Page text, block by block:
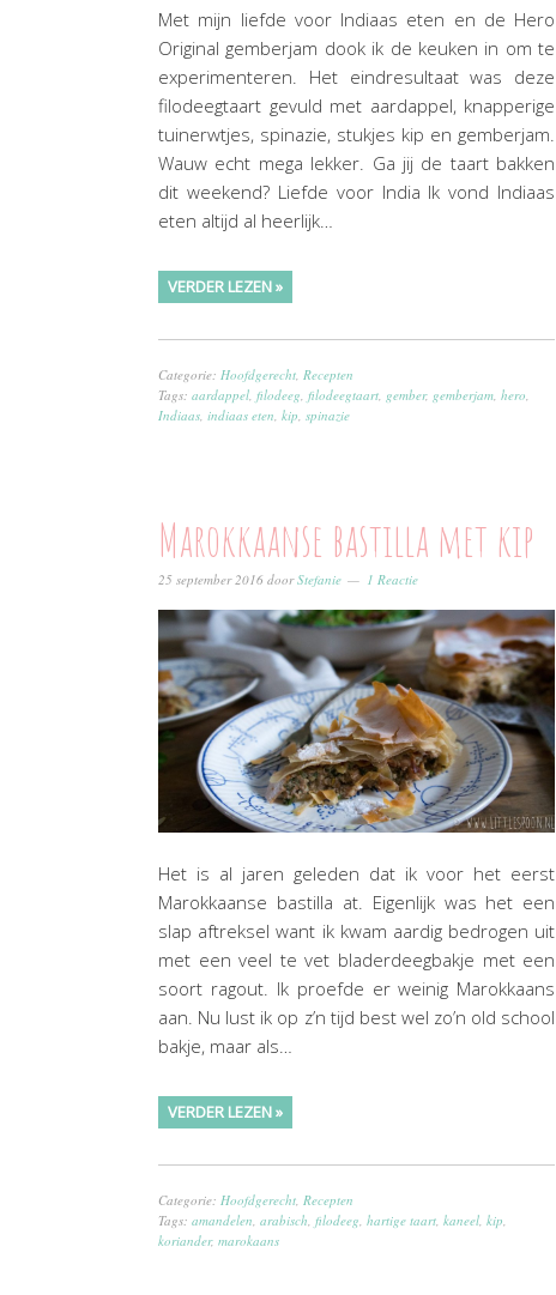
Met mijn liefde voor Indiaas eten en de Hero
Original gemberjam dook ik de keuken in om te
experimenteren. Het eindresultaat was deze
filodeegtaart gevuld met aardappel, knapperige
tuinerwtjes, spinazie, stukjes kip en gemberjam.
Wauw echt mega lekker. Ga jij de taart bakken
dit weekend? Liefde voor India Ik vond Indiaas
eten altijd al heerlijk…
VERDER LEZEN »
Categorie: Hoofdgerecht Recepten
Tags: aardappel filodeeg filodeegtaart gember, gemberjam hero
Indiaas indiaas eten kip spinazie
Marokkaanse bastilla met kip
25 september 2016 doorStefanie 1 Reactie
Het is al jaren geleden dat ik voor het eerst
Marokkaanse bastilla at. Eigenlijk was het een
slap aftreksel want ik kwam aardig bedrogen uit
met een veel te vet bladerdeegbakje met een
soort ragout. Ik proefde er weinig Marokkaans
aan. Nu lust ik op z’n tijd best wel zo’n old school
bakje, maar als…
VERDER LEZEN »
Categorie: Hoofdgerecht Recepten
Tags: amandelen arabisch filodeeg hartige taart kaneel kip
koriander, marokaans